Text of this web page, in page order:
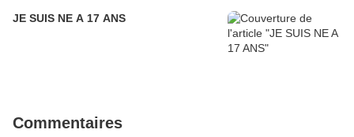
JE SUIS NE A 17 ANS
Commentaires